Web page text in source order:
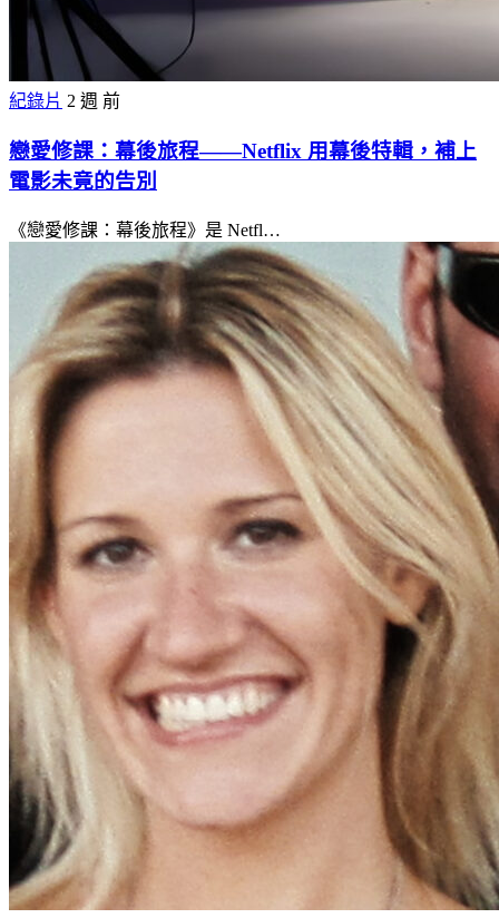
紀錄片 2 週 前
戀愛修課：幕後旅程——Netflix 用幕後特輯，補上
電影未竟的告別
《戀愛修課：幕後旅程》是 Netfl…